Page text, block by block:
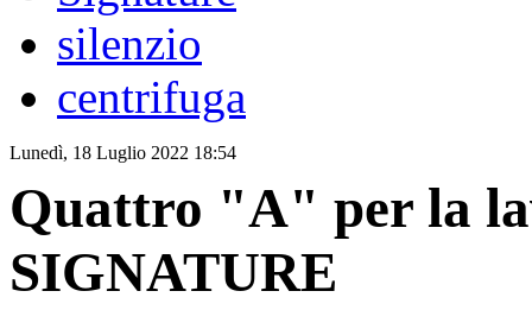
silenzio
centrifuga
Lunedì, 18 Luglio 2022 18:54
Quattro "A" per la
SIGNATURE